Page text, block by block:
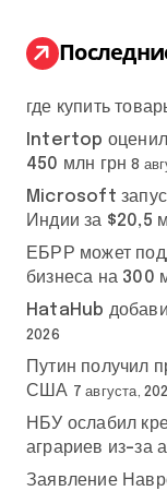
:
где купить
Intertop оценил
450 млн грн 8
Microsoft
Индии за $20,5
ЕБРР может
бизнеса на 300
HataHub
2026
Путин получил
США 7 августа,
НБУ ослабил
аграриев из-за
Заявление